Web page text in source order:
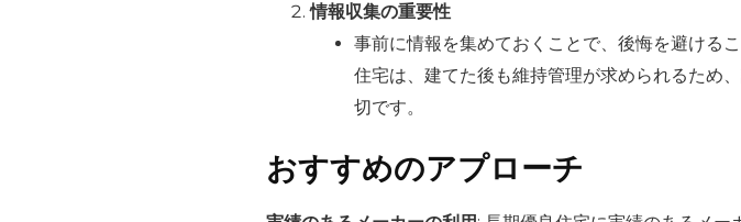
情報収集の重要性
事前に情報を集めておくことで、後悔を避ける
住宅は、建てた後も維持管理が求められるため
切です。
おすすめのアプローチ